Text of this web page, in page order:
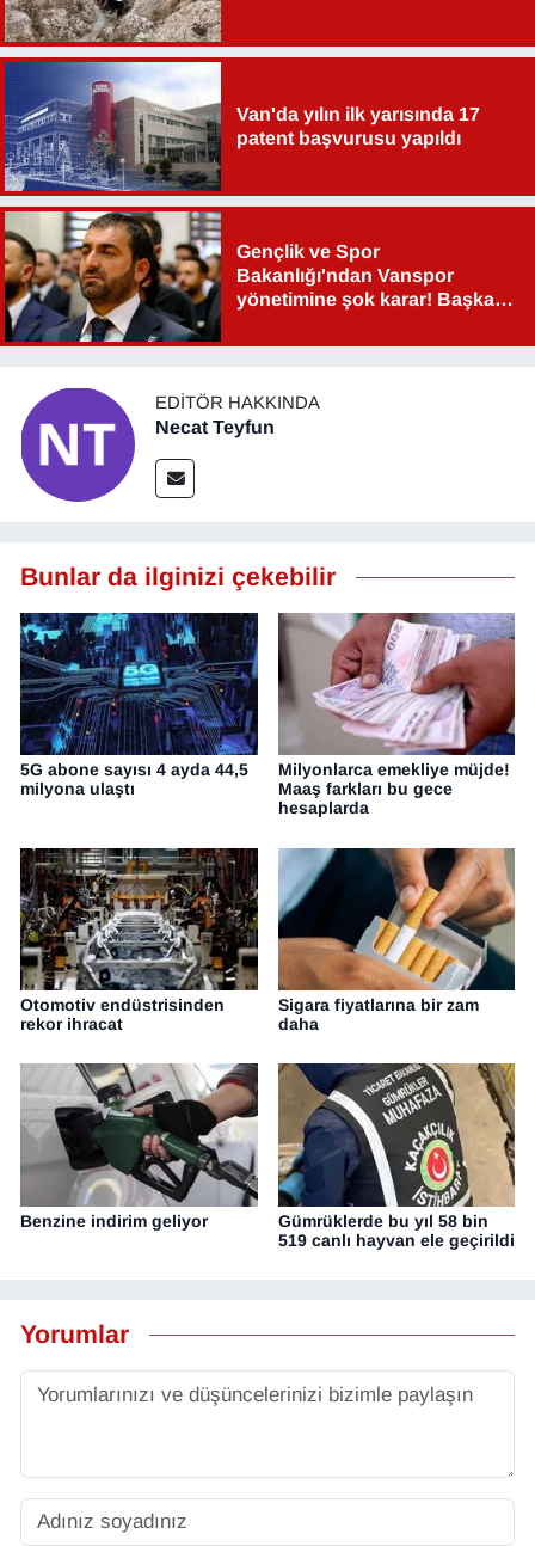
Van'da yılın ilk yarısında 17
patent başvurusu yapıldı
Gençlik ve Spor
Bakanlığı'ndan Vanspor
yönetimine şok karar! Başkan
EDITÖR HAKKINDA
Necat Teyfun
Bunlar da ilginizi çekebilir
5G abone sayısı 4 ayda 44,5
milyona ulaştı
Milyonlarca emekliye müjde!
Maaş farkları bu gece
hesaplarda
Otomotiv endüstrisinden
rekor ihracat
Sigara fiyatlarına bir zam
daha
Benzine indirim geliyor
Gümrüklerde bu yıl 58 bin
519 canlı hayvan ele geçirildi
Yorumlar